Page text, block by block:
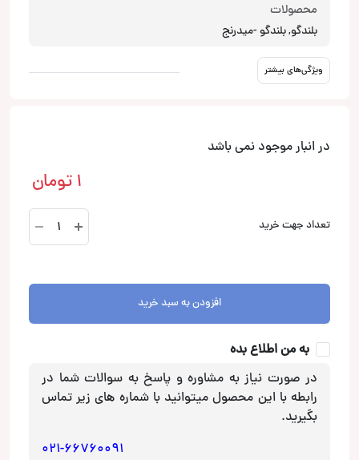
محصولات
بلندگو, بلندگو -میدرنج
ویژگی‌های بیشتر
در انبار موجود نمی باشد
1 تومان
تعداد جهت خرید
NS-
M880
افزودن به سبد خرید
به من اطلاع بده
در صورت نیاز به مشاوره و پاسخ به سوالات شما در
رابطه با این محصول میتوانید با شماره های زیر تماس
بگیرید.
021-66760091